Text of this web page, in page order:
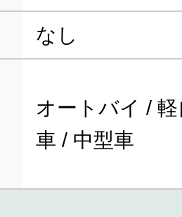
なし
オートバイ /
車 / 中型車